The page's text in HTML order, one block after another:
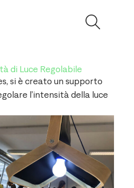
di Luce Regolabile
si è creato un supporto
l’intensità della luce